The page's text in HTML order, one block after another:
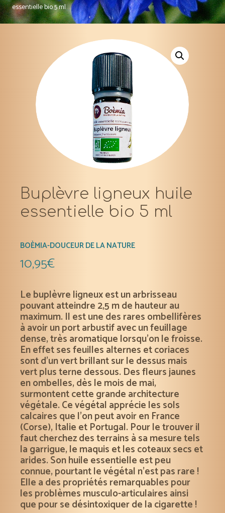
essentielle bio 5 ml
Buplèvre ligneux huile
essentielle bio 5 ml
BOÈMIA-DOUCEUR DE LA NATURE
10,95€
Le buplèvre ligneux est un arbrisseau
pouvant atteindre 2,5 m de hauteur au
maximum. Il est une des rares ombellifères
à avoir un port arbustif avec un feuillage
dense, très aromatique lorsqu’on le froisse.
En effet ses feuilles alternes et coriaces
sont d’un vert brillant sur le dessus mais
vert plus terne dessous. Des fleurs jaunes
en ombelles, dès le mois de mai,
surmontent cette grande architecture
végétale. Ce végétal apprécie les sols
calcaires que l’on peut avoir en France
(Corse), Italie et Portugal. Pour le trouver il
faut cherchez des terrains à sa mesure tels
la garrigue, le maquis et les coteaux secs et
arides. Son huile essentielle est peu
connue, pourtant le végétal n’est pas rare !
Elle a des propriétés remarquables pour
les problèmes musculo-articulaires ainsi
que pour se désintoxiquer de la cigarette !